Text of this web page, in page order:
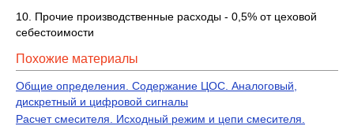
10. Прочие производственные расходы - 0,5% от цеховой
себестоимости
Похожие материалы
Общие определения. Содержание ЦОС. Аналоговый,
дискретный и цифровой сигналы
Расчет смесителя. Исходный режим и цепи смесителя.